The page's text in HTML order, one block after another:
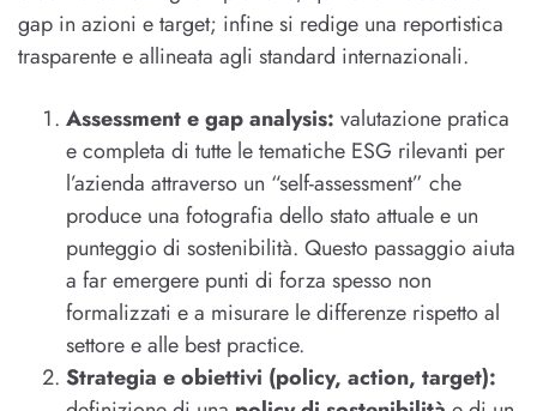
gap in azioni e target; infine si redige una reportistica
trasparente e allineata agli standard internazionali.
Assessment e gap analysis: valutazione pratica
e completa di tutte le tematiche ESG rilevanti per
l’azienda attraverso un “self-assessment” che
produce una fotografia dello stato attuale e un
punteggio di sostenibilità. Questo passaggio aiuta
a far emergere punti di forza spesso non
formalizzati e a misurare le differenze rispetto al
settore e alle best practice.
Strategia e obiettivi (policy, action, target):